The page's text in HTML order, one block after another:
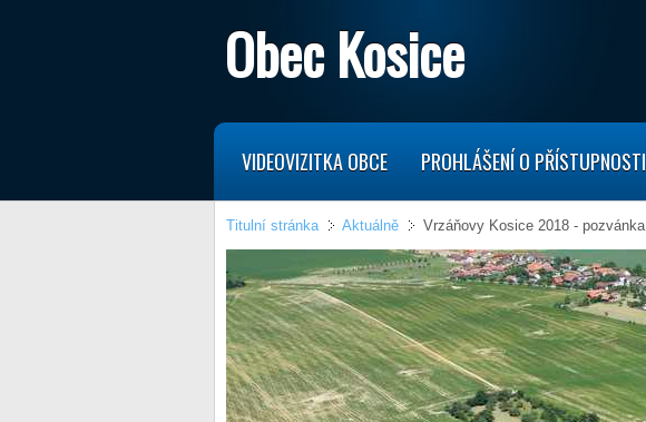
Obec Kosice
VIDEOVIZITKA OBCE PROHLÁŠENÍ O PŘÍSTUPNOSTI
Titulní stránka Aktuálně Vrzáňovy Kosice 2018 - pozvánka